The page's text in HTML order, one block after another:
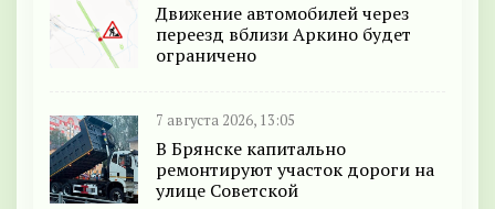
Движение автомобилей через
переезд вблизи Аркино будет
ограничено
7 августа 2026, 13:05
В Брянске капитально
ремонтируют участок дороги на
улице Советской